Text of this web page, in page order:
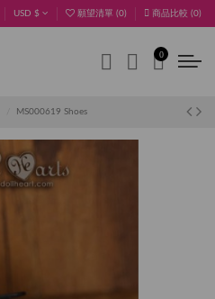
USD $ 願望清單 (0) 商品比較 (0)
0
MS000619 Shoes